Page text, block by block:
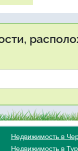
Недвижимость в
Недвижимость в